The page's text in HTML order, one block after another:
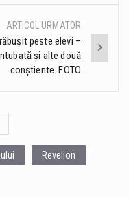
ARTICOL URMATOR
peste elevi –
şi alte două
conştiente. FOTO
Revelion